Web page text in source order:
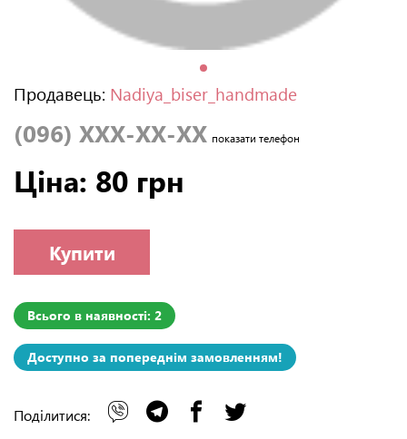
Продавець: Nadiya_biser_handmade
(096) XXX-XX-XX показати телефон
Ціна: 80 грн
Купити
Всього в наявності: 2
Доступно за попереднім замовленням!
Поділитися: